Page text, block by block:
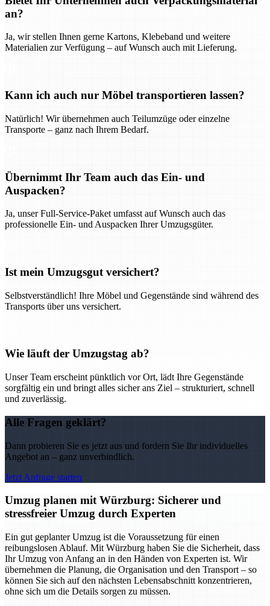
an?
Ja, wir stellen Ihnen gerne Kartons, Klebeband und weitere
Materialien zur Verfügung – auf Wunsch auch mit Lieferung.
Kann ich auch nur Möbel transportieren lassen?
Natürlich! Wir übernehmen auch Teilumzüge oder einzelne
Transporte – ganz nach Ihrem Bedarf.
Übernimmt Ihr Team auch das Ein- und
Auspacken?
Ja, unser Full-Service-Paket umfasst auf Wunsch auch das
professionelle Ein- und Auspacken Ihrer Umzugsgüter.
Ist mein Umzugsgut versichert?
Selbstverständlich! Ihre Möbel und Gegenstände sind während des
Transports über uns versichert.
Wie läuft der Umzugstag ab?
Unser Team erscheint pünktlich vor Ort, lädt Ihre Gegenstände
sorgfältig ein und bringt alles sicher ans Ziel – strukturiert, schnell
und zuverlässig.
Alle Fragen geklärt?
Dann probieren Sie es jetzt aus und fordern Sie Ihr individuelles
Angebot an – ganz unverbindlich.
Jetzt Anfrage starten
Umzug planen mit Würzburg: Sicherer und
stressfreier Umzug durch Experten
Ein gut geplanter Umzug ist die Voraussetzung für einen
reibungslosen Ablauf. Mit Würzburg haben Sie die Sicherheit, dass
Ihr Umzug von Anfang an in den Händen von Experten ist. Wir
übernehmen die Planung, die Organisation und den Transport – so
können Sie sich auf den nächsten Lebensabschnitt konzentrieren,
ohne sich um die Details sorgen zu müssen.